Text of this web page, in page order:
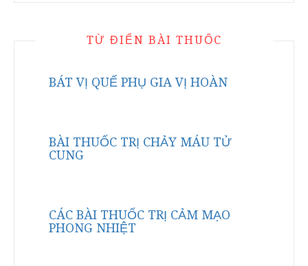
TỪ ĐIỂN BÀI THUỐC
BÁT VỊ QUẾ PHỤ GIA VỊ HOÀN
BÀI THUỐC TRỊ CHẢY MÁU TỬ
CUNG
CÁC BÀI THUỐC TRỊ CẢM MẠO
PHONG NHIỆT